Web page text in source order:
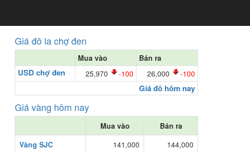
Giá đô la chợ đen
Mua vào Bán ra
USD chợ đen 25,970 -100 26,000 -100
Giá đô hôm nay
Giá vàng hôm nay
Mua vào
Bán ra
Vàng SJC
141,000
144,000